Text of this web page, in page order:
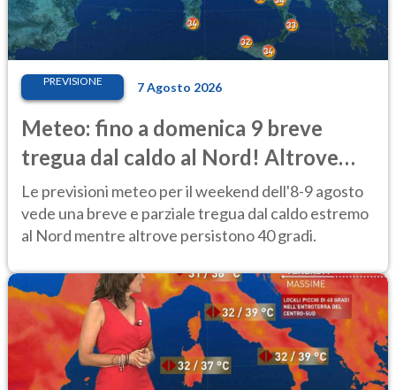
PREVISIONE 7 Agosto 2026
Meteo: fino a domenica 9 breve
tregua dal caldo al Nord! Altrove
calura e afa
Le previsioni meteo per il weekend dell'8-9 agosto
vede una breve e parziale tregua dal caldo estremo
al Nord mentre altrove persistono 40 gradi.